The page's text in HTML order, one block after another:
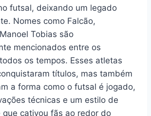
futsal, deixando um legado
Nomes como Falcão,
Tobias são
mencionados entre os
os tempos. Esses atletas
títulos, mas também
a forma como o futsal é jogado,
técnicas e um estilo de
que cativou fãs ao redor do